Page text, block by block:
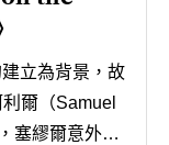
立為背景，故
爾（Samuel
塞繆爾意外成